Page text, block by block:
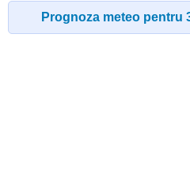
Prognoza meteo pentru